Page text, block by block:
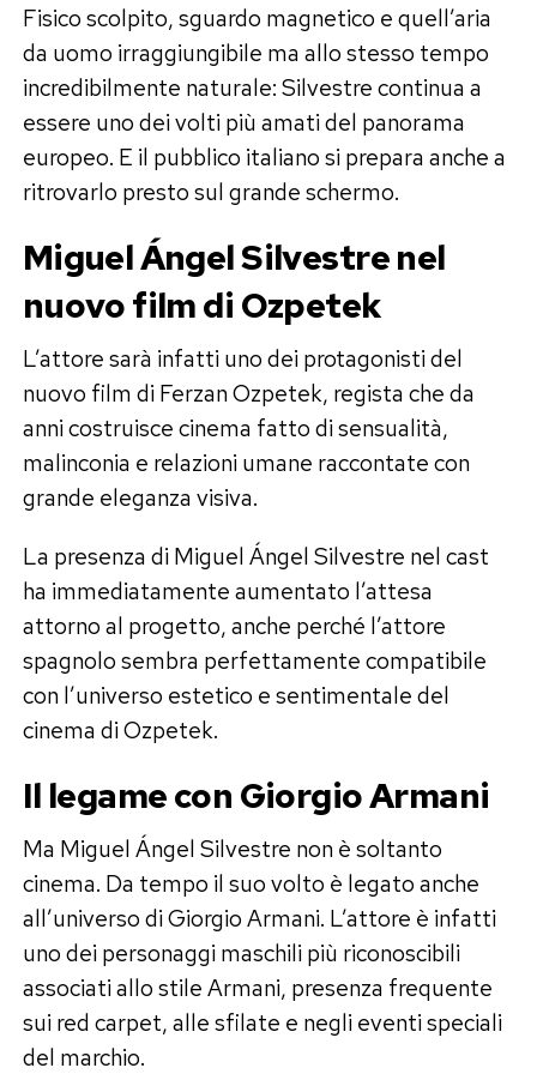
Fisico scolpito, sguardo magnetico e quell’aria
da uomo irraggiungibile ma allo stesso tempo
incredibilmente naturale: Silvestre continua a
essere uno dei volti più amati del panorama
europeo. E il pubblico italiano si prepara anche a
ritrovarlo presto sul grande schermo.
Miguel Ángel Silvestre nel
nuovo film di Ozpetek
L’attore sarà infatti uno dei protagonisti del
nuovo film di Ferzan Ozpetek, regista che da
anni costruisce cinema fatto di sensualità,
malinconia e relazioni umane raccontate con
grande eleganza visiva.
La presenza di Miguel Ángel Silvestre nel cast
ha immediatamente aumentato l’attesa
attorno al progetto, anche perché l’attore
spagnolo sembra perfettamente compatibile
con l’universo estetico e sentimentale del
cinema di Ozpetek.
Il legame con Giorgio Armani
Ma Miguel Ángel Silvestre non è soltanto
cinema. Da tempo il suo volto è legato anche
all’universo di Giorgio Armani. L’attore è infatti
uno dei personaggi maschili più riconoscibili
associati allo stile Armani, presenza frequente
sui red carpet, alle sfilate e negli eventi speciali
del marchio.